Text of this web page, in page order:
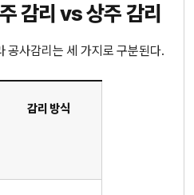
감리 vs 상주 감리
공사감리는 세 가지로 구분된다.
감리 방식